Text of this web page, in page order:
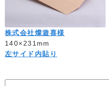
株式会社燦遊喜様
140×231mm
左サイド内貼り